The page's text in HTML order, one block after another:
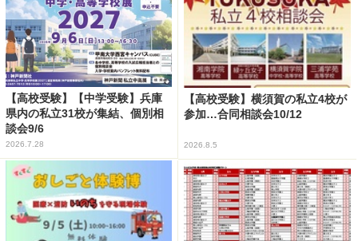
【高校受験】【中学受験】兵庫
県内の私立31校が集結、個別相
談会9/6
2026.7.28
【高校受験】横須賀の私立4校が
参加…合同相談会10/12
2026.8.5